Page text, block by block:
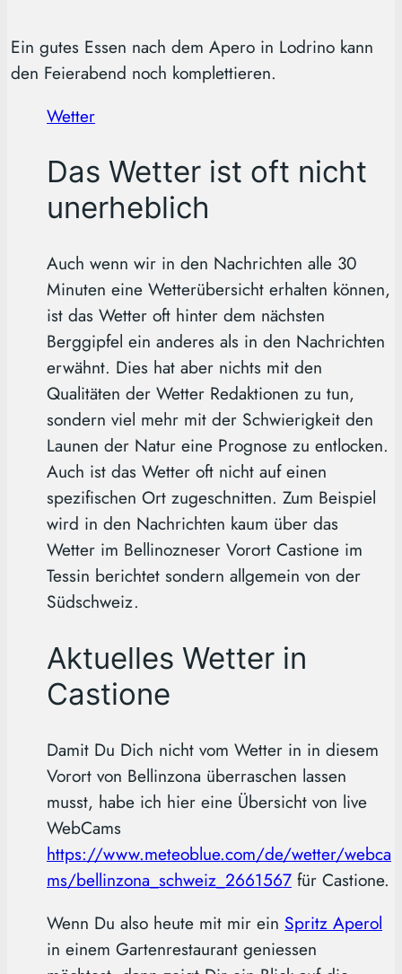
Ein gutes Essen nach dem Apero in Lodrino kann
den Feierabend noch komplettieren.
Wetter
Das Wetter ist oft nicht
unerheblich
Auch wenn wir in den Nachrichten alle 30
Minuten eine Wetterübersicht erhalten können,
ist das Wetter oft hinter dem nächsten
Berggipfel ein anderes als in den Nachrichten
erwähnt. Dies hat aber nichts mit den
Qualitäten der Wetter Redaktionen zu tun,
sondern viel mehr mit der Schwierigkeit den
Launen der Natur eine Prognose zu entlocken.
Auch ist das Wetter oft nicht auf einen
spezifischen Ort zugeschnitten. Zum Beispiel
wird in den Nachrichten kaum über das
Wetter im Bellinozneser Vorort Castione im
Tessin berichtet sondern allgemein von der
Südschweiz.
Aktuelles Wetter in
Castione
Damit Du Dich nicht vom Wetter in in diesem
Vorort von Bellinzona überraschen lassen
musst, habe ich hier eine Übersicht von live
WebCams
https://www.meteoblue.com/de/wetter/webca
ms/bellinzona_schweiz_2661567 für Castione.
Wenn Du also heute mit mir ein Spritz Aperol
in einem Gartenrestaurant geniessen